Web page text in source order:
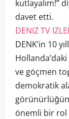
kutlayalım!”
davet etti.
DENIZ TV
DENK’in 10
ve göçmen
demokratik
önemli bir rol